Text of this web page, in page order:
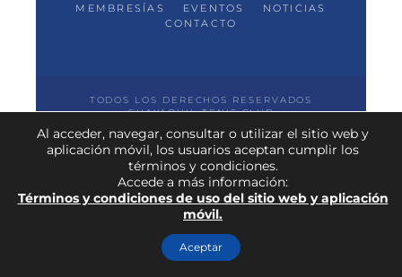
MEMBRESÍAS
EVENTOS
NOTICIAS
CONTACTO
TODOS LOS DERECHOS RESERVADOS
GUAYAQUIL TENIS CLUB
Al acceder, navegar, consultar o utilizar el sitio web y
aplicación móvil, los usuarios aceptan cumplir los
términos y condiciones.
Accede a más información:
Términos y condiciones de uso del sitio web y aplicación
móvil.
Aceptar